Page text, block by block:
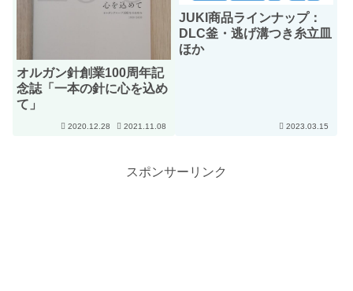
オルガン針創業100周年記
念誌「一本の針に心を込め
て」
2020.12.28 2021.11.08
JUKI商品ラインナップ：
DLC釜・逃げ溝つき糸立皿
ほか
2023.03.15
スポンサーリンク